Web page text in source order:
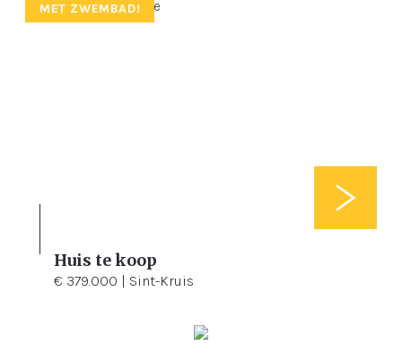
2 280 m²
MET ZWEMBAD!
Huis te koop
€ 379.000 | Sint-Kruis